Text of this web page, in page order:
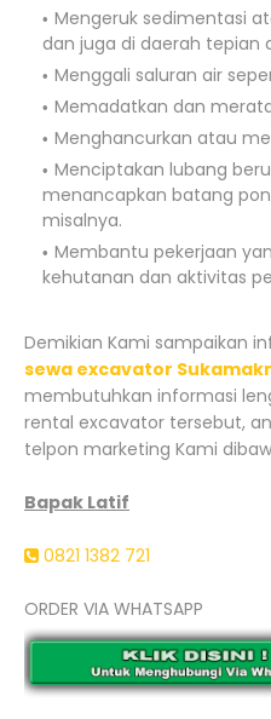
Mengeruk sedimentasi
dan juga di daerah tepian
Menggali saluran air
Memadatkan dan
Menghancurkan atau
Menciptakan lubang
menancapkan batang
misalnya.
Membantu pekerjaan
kehutanan dan aktivitas
Demikian Kami sampaikan
sewa excavator
membutuhkan informasi
rental excavator tersebut,
telpon marketing Kami
Bapak Latif
0821 1382 721
ORDER VIA WHATSAPP